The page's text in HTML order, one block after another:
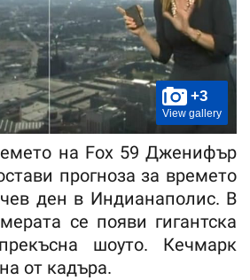
+3
View gallery
на Fox 59 Дженифър
прогноза за времето
ден в Индианаполис. В
се появи гигантска
шоуто. Кечмарк
от кадъра.